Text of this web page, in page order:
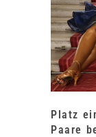
Platz
Paare